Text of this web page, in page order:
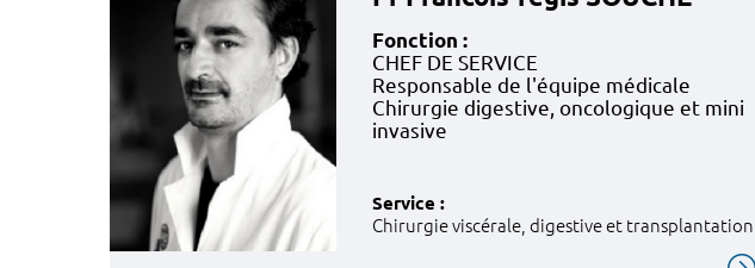
Fonction :
CHEF DE SERVICE
Responsable de l'équipe médicale
Chirurgie digestive, oncologique et mini
invasive
Service :
Chirurgie viscérale, digestive et transplantation